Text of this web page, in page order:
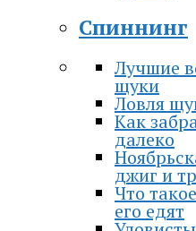
Спиннинг
Лучшие
щуки
Ловля
Как
далеко
джиг и
Что
его едят